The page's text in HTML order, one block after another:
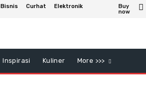
Bisnis Curhat
Elektronik
Buy
now
Inspirasi Kuliner More >>>